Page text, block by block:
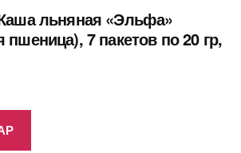
льняная «Эльфа»
7 пакетов по 20 гр,